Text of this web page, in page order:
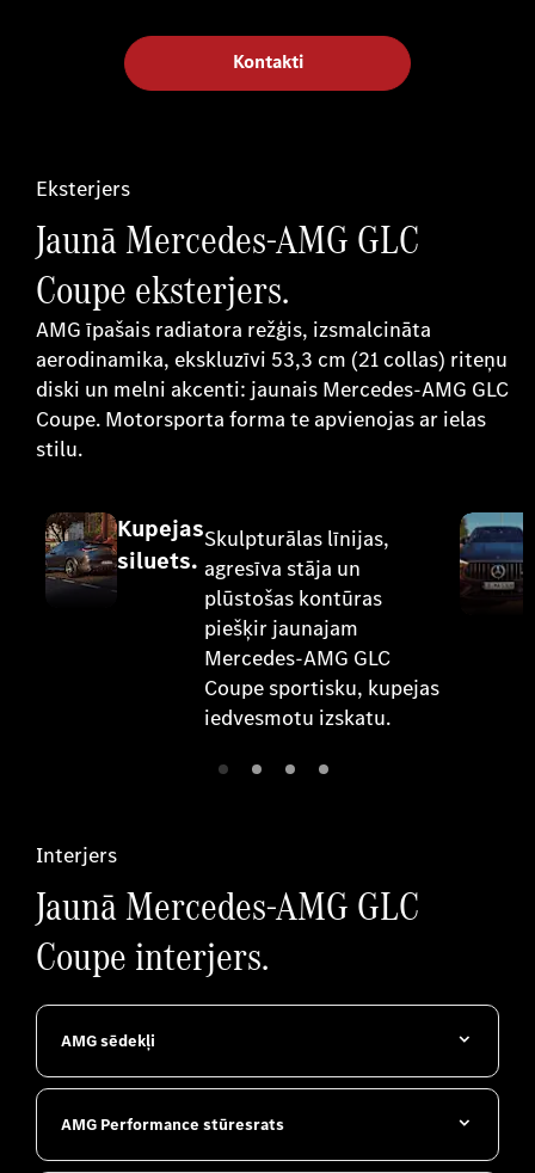
Kontakti
Eksterjers
Jaunā Mercedes-AMG GLC
Coupe eksterjers.
AMG īpašais radiatora režģis, izsmalcināta
aerodinamika, ekskluzīvi 53,3 cm (21 collas) riteņu
diski un melni akcenti: jaunais Mercedes-AMG GLC
Coupe. Motorsporta forma te apvienojas ar ielas
stilu.
Kupejas
siluets.
Skulpturālas līnijas,
agresīva stāja un
plūstošas kontūras
piešķir jaunajam
Mercedes-AMG GLC
Coupe sportisku, kupejas
iedvesmotu izskatu.
Interjers
Jaunā Mercedes-AMG GLC
Coupe interjers.
AMG sēdekļi
AMG Performance stūresrats